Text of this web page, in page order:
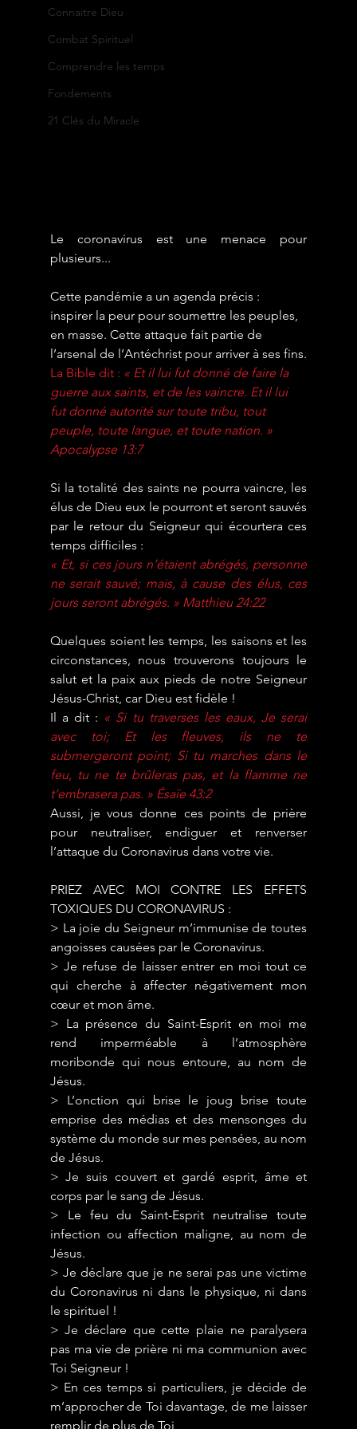
Connaitre Dieu
Combat Spirituel
Comprendre les temps
Fondements
21 Clés du Miracle
Le coronavirus est une menace pour
plusieurs...
Cette pandémie a un agenda précis :
inspirer la peur pour soumettre les peuples,
en masse. Cette attaque fait partie de
l’arsenal de l’Antéchrist pour arriver à ses fins.
La Bible dit : « Et il lui fut donné de faire la
guerre aux saints, et de les vaincre. Et il lui
fut donné autorité sur toute tribu, tout
peuple, toute langue, et toute nation. »
Apocalypse 13:7
Si la totalité des saints ne pourra vaincre, les
élus de Dieu eux le pourront et seront sauvés
par le retour du Seigneur qui écourtera ces
temps difficiles :
« Et, si ces jours n’étaient abrégés, personne
ne serait sauvé; mais, à cause des élus, ces
jours seront abrégés. » Matthieu 24:22
Quelques soient les temps, les saisons et les
circonstances, nous trouverons toujours le
salut et la paix aux pieds de notre Seigneur
Jésus-Christ, car Dieu est fidèle !
Il a dit : « Si tu traverses les eaux, Je serai
avec toi; Et les fleuves, ils ne te
submergeront point; Si tu marches dans le
feu, tu ne te brûleras pas, et la flamme ne
t’embrasera pas. » Ésaïe 43:2
Aussi, je vous donne ces points de prière
pour neutraliser, endiguer et renverser
l’attaque du Coronavirus dans votre vie.
PRIEZ AVEC MOI CONTRE LES EFFETS
TOXIQUES DU CORONAVIRUS :
> La joie du Seigneur m’immunise de toutes
angoisses causées par le Coronavirus.
> Je refuse de laisser entrer en moi tout ce
qui cherche à affecter négativement mon
cœur et mon âme.
> La présence du Saint-Esprit en moi me
rend imperméable à l’atmosphère
moribonde qui nous entoure, au nom de
Jésus.
> L’onction qui brise le joug brise toute
emprise des médias et des mensonges du
système du monde sur mes pensées, au nom
de Jésus.
> Je suis couvert et gardé esprit, âme et
corps par le sang de Jésus.
> Le feu du Saint-Esprit neutralise toute
infection ou affection maligne, au nom de
Jésus.
> Je déclare que je ne serai pas une victime
du Coronavirus ni dans le physique, ni dans
le spirituel !
> Je déclare que cette plaie ne paralysera
pas ma vie de prière ni ma communion avec
Toi Seigneur !
> En ces temps si particuliers, je décide de
m’approcher de Toi davantage, de me laisser
remplir de plus de Toi,